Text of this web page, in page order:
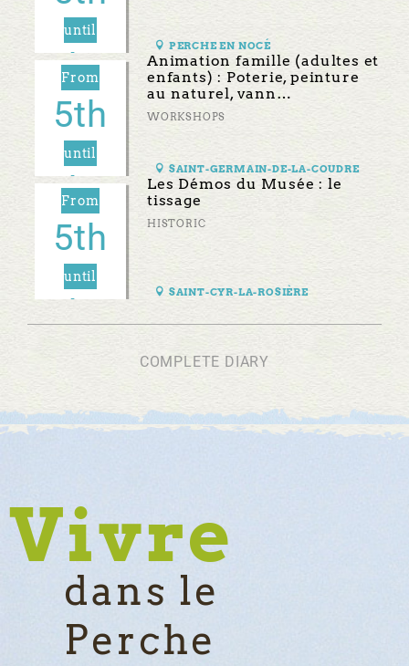
until
6th AUG
PERCHE EN NOCÉ
From
5th
until
6th AUG
Animation famille (adultes et
enfants) : Poterie, peinture
au naturel, vann…
WORKSHOPS
SAINT-GERMAIN-DE-LA-COUDRE
From
5th
until
6th AUG
Les Démos du Musée : le
tissage
HISTORIC
SAINT-CYR-LA-ROSIÈRE
COMPLETE DIARY
Vivre
dans le
Perche